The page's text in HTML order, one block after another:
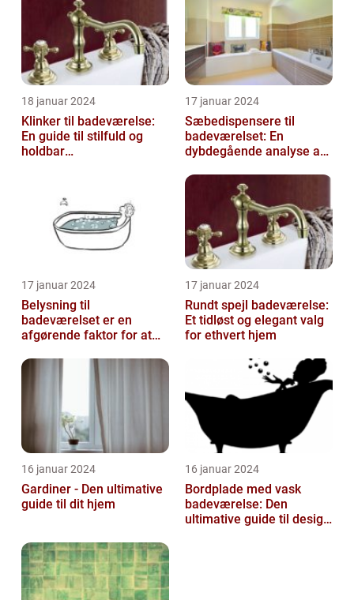
18 januar 2024
Klinker til badeværelse:
En guide til stilfuld og
holdbar
17 januar 2024
Sæbedispensere til
badeværelset: En
dybdegående analyse af
dit hjem
17 januar 2024
Belysning til
badeværelset er en
afgørende faktor for at
funktionalitet i rummet...
17 januar 2024
Rundt spejl badeværelse:
Et tidløst og elegant valg
for ethvert hjem
16 januar 2024
Gardiner - Den ultimative
guide til dit hjem
16 januar 2024
Bordplade med vask
badeværelse: Den
ultimative guide til design